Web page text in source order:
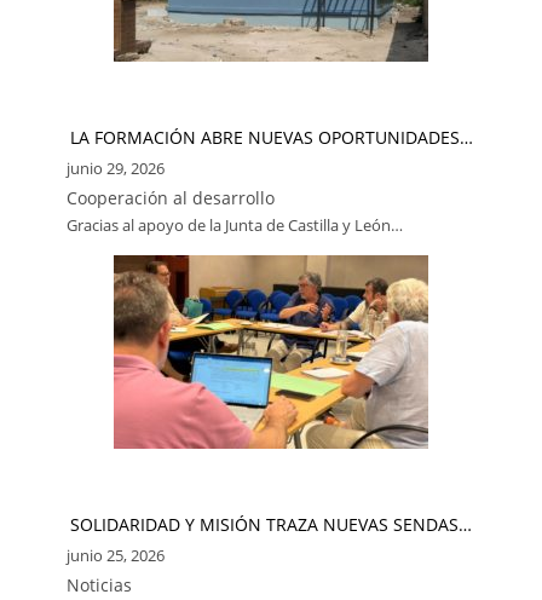
LA FORMACIÓN ABRE NUEVAS OPORTUNIDADES…
junio 29, 2026
Cooperación al desarrollo
Gracias al apoyo de la Junta de Castilla y León…
SOLIDARIDAD Y MISIÓN TRAZA NUEVAS SENDAS…
junio 25, 2026
Noticias